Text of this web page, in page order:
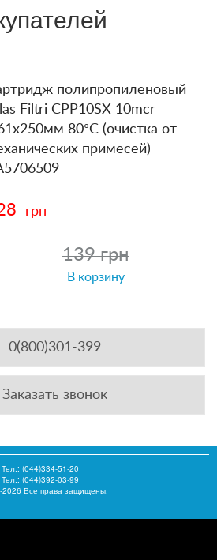
полипропиленовый
Filtri CPP10SX 10mcr
80°C (очистка от
примесей)
грн
139 грн
В корзину
0(800)301-399
Заказать звонок
Тел.: (044)334-51-20
Тел.: (044)392-03-99
Все права защищены.